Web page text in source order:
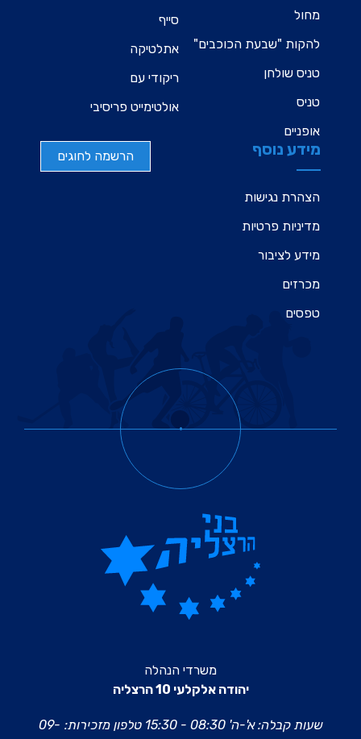
מחול
להקות "שבעת הכוכבים"
טניס שולחן
טניס
אופניים
סייף
אתלטיקה
ריקודי עם
אולטימייט פריסיבי
מידע נוסף
הצהרת נגישות
מדיניות פרטיות
מידע לציבור
מכרזים
טפסים
הרשמה לחוגים
משרדי הנהלה
יהודה אלקלעי 10 הרצליה
שעות קבלה: א'-ה' 08:30 - 15:30 טלפון מזכירות: 09-